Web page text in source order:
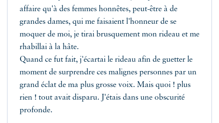
affaire qu'à des femmes honnêtes, peut-être à de
grandes dames, qui me faisaient l'honneur de se
moquer de moi, je tirai brusquement mon rideau et me
rhabillai à la hâte.
Quand ce fut fait, j'écartai le rideau afin de guetter le
moment de surprendre ces malignes personnes par un
grand éclat de ma plus grosse voix. Mais quoi ! plus
rien ! tout avait disparu. J'étais dans une obscurité
profonde.